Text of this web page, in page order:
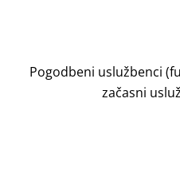
Pogodbeni uslužbenci
začasni